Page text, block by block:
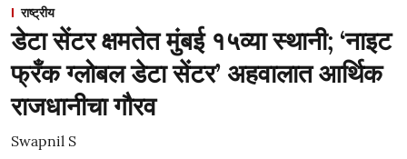
राष्ट्रीय
डेटा सेंटर क्षमतेत मुंबई १५व्या स्थानी; ‘नाइट
फ्रँक ग्लोबल डेटा सेंटर’ अहवालात आर्थिक
राजधानीचा गौरव
Swapnil S